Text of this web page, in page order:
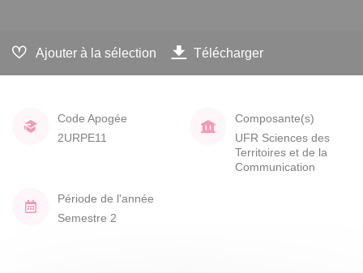
Ajouter à la sélection Télécharger
Code Apogée
2URPE11
Composante(s)
UFR Sciences des
Territoires et de la
Communication
Période de l'année
Semestre 2